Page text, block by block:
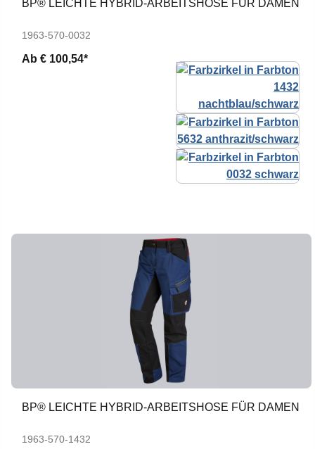
BP® LEICHTE HYBRID-ARBEITSHOSE FÜR DAMEN
1963-570-0032
Ab € 100,54*
BP® LEICHTE HYBRID-ARBEITSHOSE FÜR DAMEN
1963-570-1432